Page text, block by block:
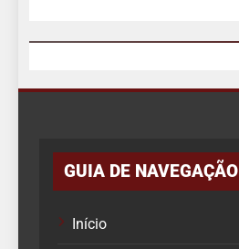
GUIA DE NAVEGAÇÃO
Início